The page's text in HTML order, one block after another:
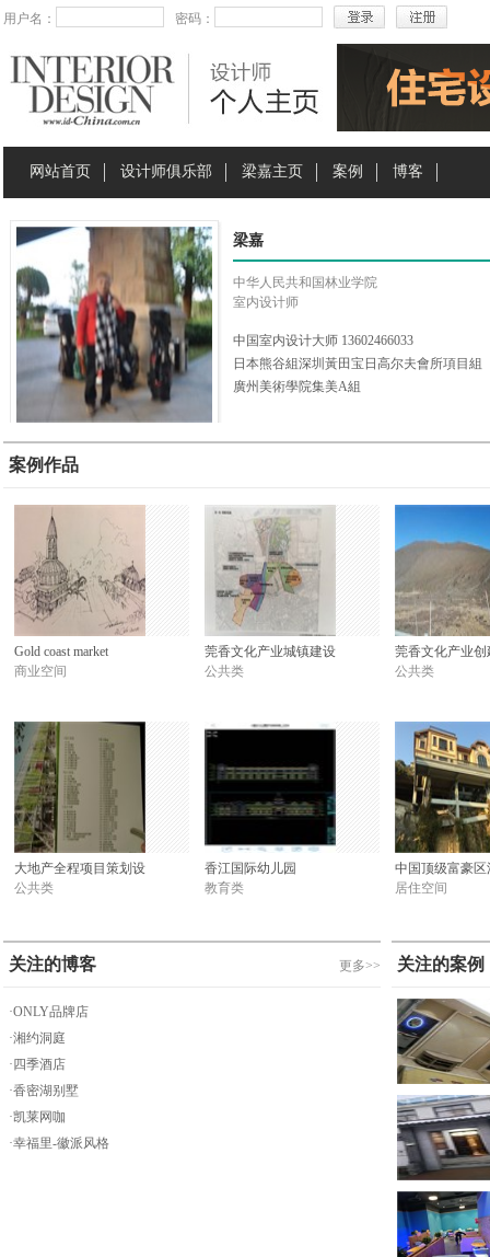
用户名： 密码：
网站首页 设计师俱乐部 梁嘉主页 案例 博客
梁嘉
中华人民共和国林业学院
室内设计师
中国室内设计大师 13602466033
日本熊谷組深圳黃田宝日高尔夫會所項目組
廣州美術學院集美A組
案例作品
Gold coast market
商业空间
莞香文化产业城镇建设
公共类
莞香文化产业创
公共类
大地产全程项目策划设
公共类
香江国际幼儿园
教育类
中国顶级富豪区
居住空间
关注的博客 更多>>
·ONLY品牌店
·湘约洞庭
·四季酒店
·香密湖别墅
·凯莱网咖
·幸福里-徽派风格
关注的案例